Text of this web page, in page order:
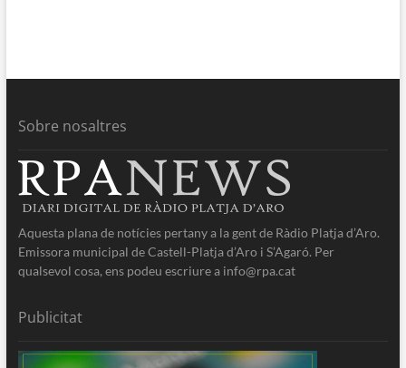
Sobre nosaltres
Aquesta plana de notícies pertany a la gent de Ràdio Platja d’Aro.
Emissora municipal de Castell-Platja d’Aro i S’Agaró. Per
qualsevol cosa, ens podeu escriure a info@rpa.cat
Publicitat